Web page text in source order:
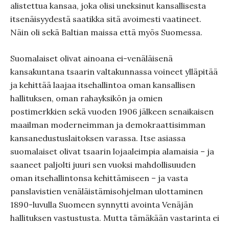
alistettua kansaa, joka olisi uneksinut kansallisesta
itsenäisyydestä saatikka sitä avoimesti vaatineet.
Näin oli sekä Baltian maissa että myös Suomessa.
Suomalaiset olivat ainoana ei-venäläisenä
kansakuntana tsaarin valtakunnassa voineet ylläpitää
ja kehittää laajaa itsehallintoa oman kansallisen
hallituksen, oman rahayksikön ja omien
postimerkkien sekä vuoden 1906 jälkeen senaikaisen
maailman moderneimman ja demokraattisimman
kansanedustuslaitoksen varassa. Itse asiassa
suomalaiset olivat tsaarin lojaaleimpia alamaisia – ja
saaneet paljolti juuri sen vuoksi mahdollisuuden
oman itsehallintonsa kehittämiseen – ja vasta
panslavistien venäläistämisohjelman ulottaminen
1890-luvulla Suomeen synnytti avointa Venäjän
hallituksen vastustusta. Mutta tämäkään vastarinta ei